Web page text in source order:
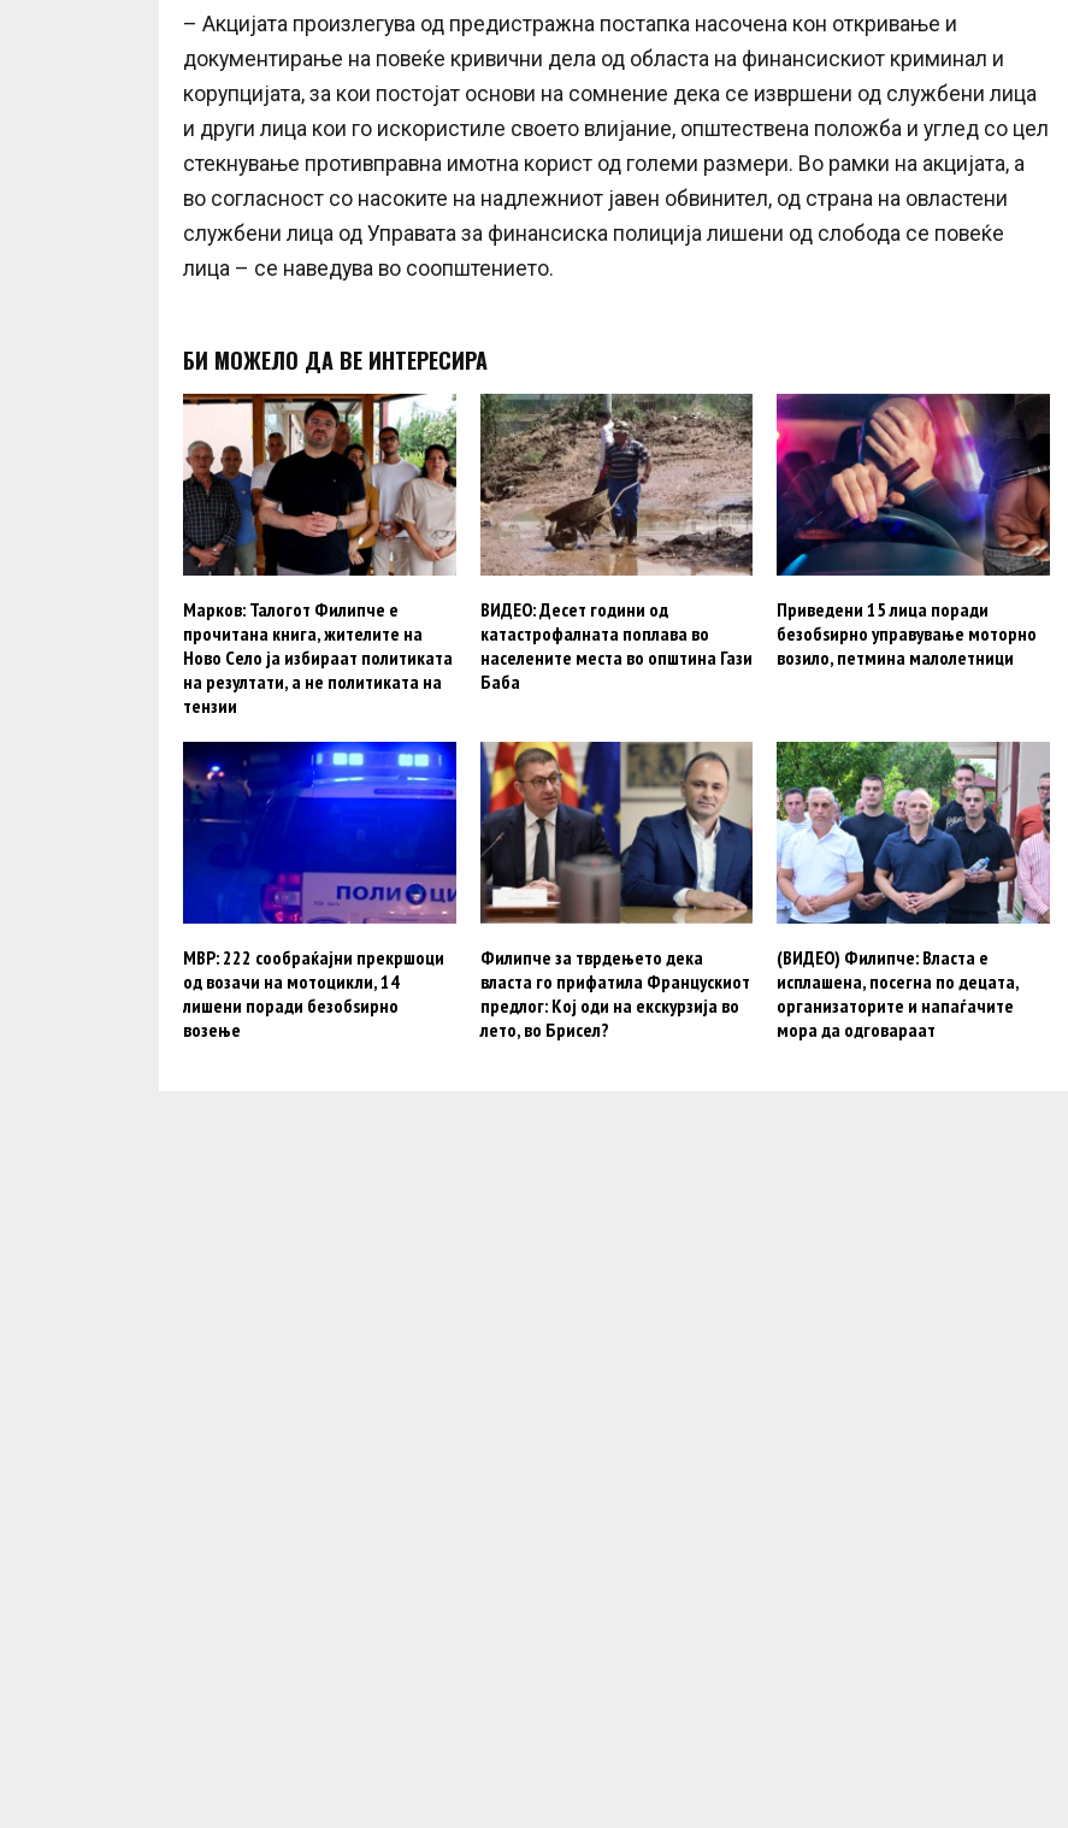
– Акцијата произлегува од предистражна постапка насочена кон откривање и
документирање на повеќе кривични дела од областа на финансискиот криминал и
корупцијата, за кои постојат основи на сомнение дека се извршени од службени лица
и други лица кои го искористиле своето влијание, општествена положба и углед со цел
стекнување противправна имотна корист од големи размери. Во рамки на акцијата, а
во согласност со насоките на надлежниот јавен обвинител, од страна на овластени
службени лица од Управата за финансиска полиција лишени од слобода се повеќе
лица – се наведува во соопштението.
БИ МОЖЕЛО ДА ВЕ ИНТЕРЕСИРА
Марков: Талогот Филипче е
прочитана книга, жителите на
Ново Село ја избираат политиката
на резултати, а не политиката на
тензии
ВИДЕО: Десет години од
катастрофалната поплава во
населените места во општина Гази
Баба
Приведени 15 лица поради
безобѕирно управување моторно
возило, петмина малолетници
МВР: 222 сообраќајни прекршоци
од возачи на мотоцикли, 14
лишени поради безобѕирно
возење
Филипче за тврдењето дека
власта го прифатила Францускиот
предлог: Кој оди на екскурзија во
лето, во Брисел?
(ВИДЕО) Филипче: Власта е
исплашена, посегна по децата,
организаторите и напаѓачите
мора да одговараат